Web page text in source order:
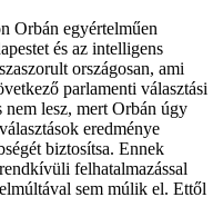
Orbán egyértelműen
és az intelligens
országosan, ami
parlamenti választási
nem lesz, mert Orbán úgy
eredménye
biztosítsa. Ennek
felhatalmazással
sem múlik el. Ettől